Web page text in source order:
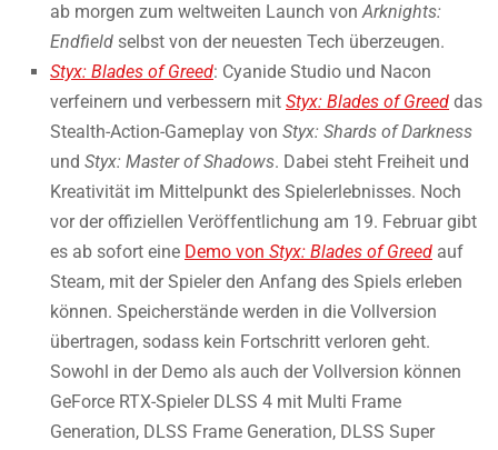
ab morgen zum weltweiten Launch vonArknights:
Endfield selbst von der neuesten Tech überzeugen.
Styx: Blades of Greed: Cyanide Studio und Nacon
verfeinern und verbessern mit Styx: Blades of Greed das
Stealth-Action-Gameplay von Styx: Shards of Darkness
und Styx: Master of Shadows. Dabei steht Freiheit und
Kreativität im Mittelpunkt des Spielerlebnisses. Noch
vor der offiziellen Veröffentlichung am 19. Februar gibt
es ab sofort eine Demo von Styx: Blades of Greed auf
Steam, mit der Spieler den Anfang des Spiels erleben
können. Speicherstände werden in die Vollversion
übertragen, sodass kein Fortschritt verloren geht.
Sowohl in der Demo als auch der Vollversion können
GeForce RTX-Spieler DLSS 4 mit Multi Frame
Generation, DLSS Frame Generation, DLSS Super